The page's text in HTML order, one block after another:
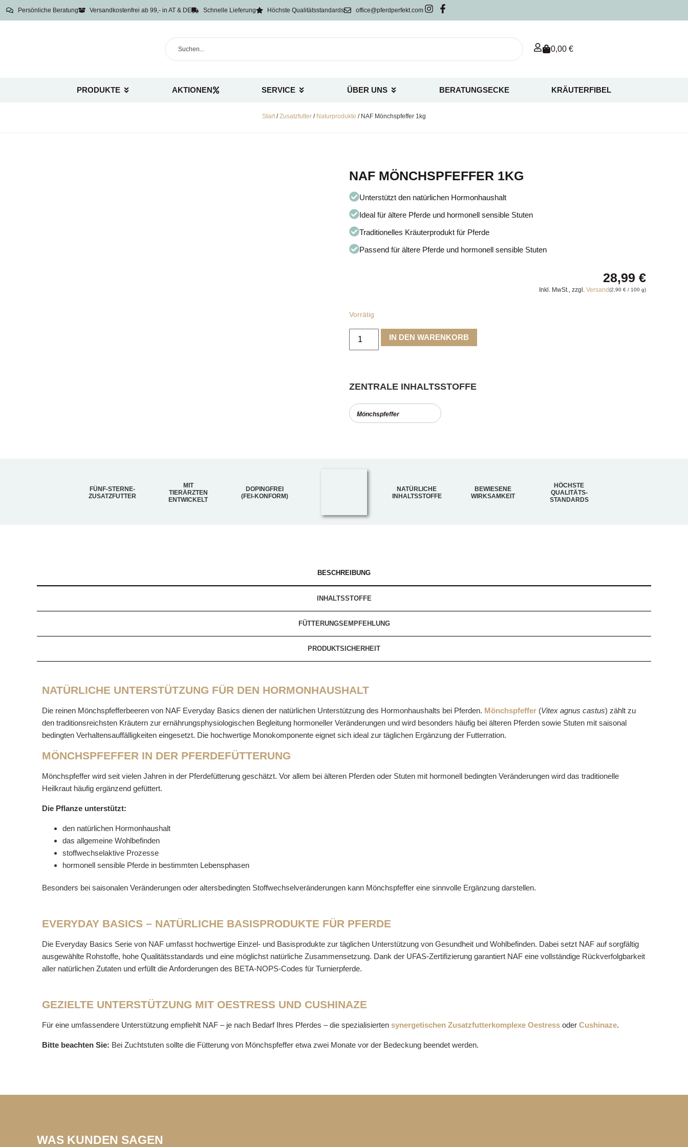
Persönliche Beratung Versandkostenfrei ab 99,- in AT & DE Schnelle Lieferung Höchste Qualitätsstandards office@pferdperfekt.com
0,00 €
PRODUKTE AKTIONEN SERVICE ÜBER UNS BERATUNGSECKE KRÄUTERFIBEL
Start/Zusatzfutter / Naturprodukte / NAF Mönchspfeffer 1kg
NAF MÖNCHSPFEFFER 1KG
Unterstützt den natürlichen Hormonhaushalt
Ideal für ältere Pferde und hormonell sensible Stuten
Traditionelles Kräuterprodukt für Pferde
Passend für ältere Pferde und hormonell sensible Stuten
28,99 €
Inkl. MwSt., zzgl. Versand(2,90 € / 100 g)
Vorrätig
IN DEN WARENKORB
ZENTRALE INHALTSSTOFFE
Mönchspfeffer
FÜNF-STERNE-
ZUSATZFUTTER
MIT
TIERÄRZTEN
ENTWICKELT
DOPINGFREI
(FEI-KONFORM)
NATÜRLICHE
INHALTSSTOFFE
BEWIESENE
WIRKSAMKEIT
HÖCHSTE
QUALITÄTS-
STANDARDS
BESCHREIBUNG
INHALTSSTOFFE
FÜTTERUNGSEMPFEHLUNG
PRODUKTSICHERHEIT
NATÜRLICHE UNTERSTÜTZUNG FÜR DEN HORMONHAUSHALT
Die reinen Mönchspfefferbeeren von NAF Everyday Basics dienen der natürlichen Unterstützung des Hormonhaushalts bei Pferden. Mönchspfeffer (Vitex agnus castus) zählt zu
den traditionsreichsten Kräutern zur ernährungsphysiologischen Begleitung hormoneller Veränderungen und wird besonders häufig bei älteren Pferden sowie Stuten mit saisonal
bedingten Verhaltensauffälligkeiten eingesetzt. Die hochwertige Monokomponente eignet sich ideal zur täglichen Ergänzung der Futterration.
MÖNCHSPFEFFER IN DER PFERDEFÜTTERUNG
Mönchspfeffer wird seit vielen Jahren in der Pferdefütterung geschätzt. Vor allem bei älteren Pferden oder Stuten mit hormonell bedingten Veränderungen wird das traditionelle
Heilkraut häufig ergänzend gefüttert.
Die Pflanze unterstützt:
den natürlichen Hormonhaushalt
das allgemeine Wohlbefinden
stoffwechselaktive Prozesse
hormonell sensible Pferde in bestimmten Lebensphasen
Besonders bei saisonalen Veränderungen oder altersbedingten Stoffwechselveränderungen kann Mönchspfeffer eine sinnvolle Ergänzung darstellen.
EVERYDAY BASICS – NATÜRLICHE BASISPRODUKTE FÜR PFERDE
Die Everyday Basics Serie von NAF umfasst hochwertige Einzel- und Basisprodukte zur täglichen Unterstützung von Gesundheit und Wohlbefinden. Dabei setzt NAF auf sorgfältig
ausgewählte Rohstoffe, hohe Qualitätsstandards und eine möglichst natürliche Zusammensetzung. Dank der UFAS-Zertifizierung garantiert NAF eine vollständige Rückverfolgbarkeit
aller natürlichen Zutaten und erfüllt die Anforderungen des BETA-NOPS-Codes für Turnierpferde.
GEZIELTE UNTERSTÜTZUNG MIT OESTRESS UND CUSHINAZE
Für eine umfassendere Unterstützung empfiehlt NAF – je nach Bedarf Ihres Pferdes – die spezialisierten synergetischen Zusatzfutterkomplexe Oestress oder Cushinaze.
Bitte beachten Sie: Bei Zuchtstuten sollte die Fütterung von Mönchspfeffer etwa zwei Monate vor der Bedeckung beendet werden.
WAS KUNDEN SAGEN